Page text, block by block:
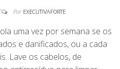
Por EXECUTIVAFORTE
uma vez por semana se os
e danificados, ou a cada
Lave os cabelos, de